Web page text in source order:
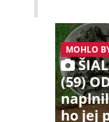
MOHLO
(59)
ho jej